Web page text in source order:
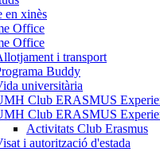
en xinès
Office
Office
i transport
Buddy
universitària
Club ERASMUS
Club ERASMUS
Activitats Club Erasmus
i autorització d'estada